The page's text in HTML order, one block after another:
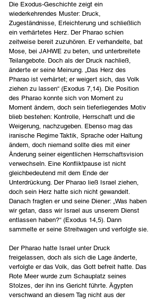
Die Exodus-Geschichte zeigt ein
wiederkehrendes Muster: Druck,
Zugeständnisse, Erleichterung und schließlich
ein verhärtetes Herz. Der Pharao schien
zeitweise bereit zuzuhören. Er verhandelte, bat
Mose, bei JAHWE zu beten, und unterbreitete
Teilangebote. Doch als der Druck nachließ,
änderte er seine Meinung. „Das Herz des
Pharao ist verhärtet; er weigert sich, das Volk
ziehen zu lassen“ (Exodus 7,14). Die Position
des Pharao konnte sich von Moment zu
Moment ändern, doch sein tieferliegendes Motiv
blieb bestehen: Kontrolle, Herrschaft und die
Weigerung, nachzugeben. Ebenso mag das
iranische Regime Taktik, Sprache oder Haltung
ändern, doch niemand sollte dies mit einer
Änderung seiner eigentlichen Herrschaftsvision
verwechseln. Eine Konfliktpause ist nicht
gleichbedeutend mit dem Ende der
Unterdrückung. Der Pharao ließ Israel ziehen,
doch sein Herz hatte sich nicht gewandelt.
Danach fragten er und seine Diener: „Was haben
wir getan, dass wir Israel aus unserem Dienst
entlassen haben?“ (Exodus 14,5). Dann
sammelte er seine Streitwagen und verfolgte sie.
Der Pharao hatte Israel unter Druck
freigelassen, doch als sich die Lage änderte,
verfolgte er das Volk, das Gott befreit hatte. Das
Rote Meer wurde zum Schauplatz seines
Stolzes, der ihn ins Gericht führte. Ägypten
verschwand an diesem Tag nicht aus der